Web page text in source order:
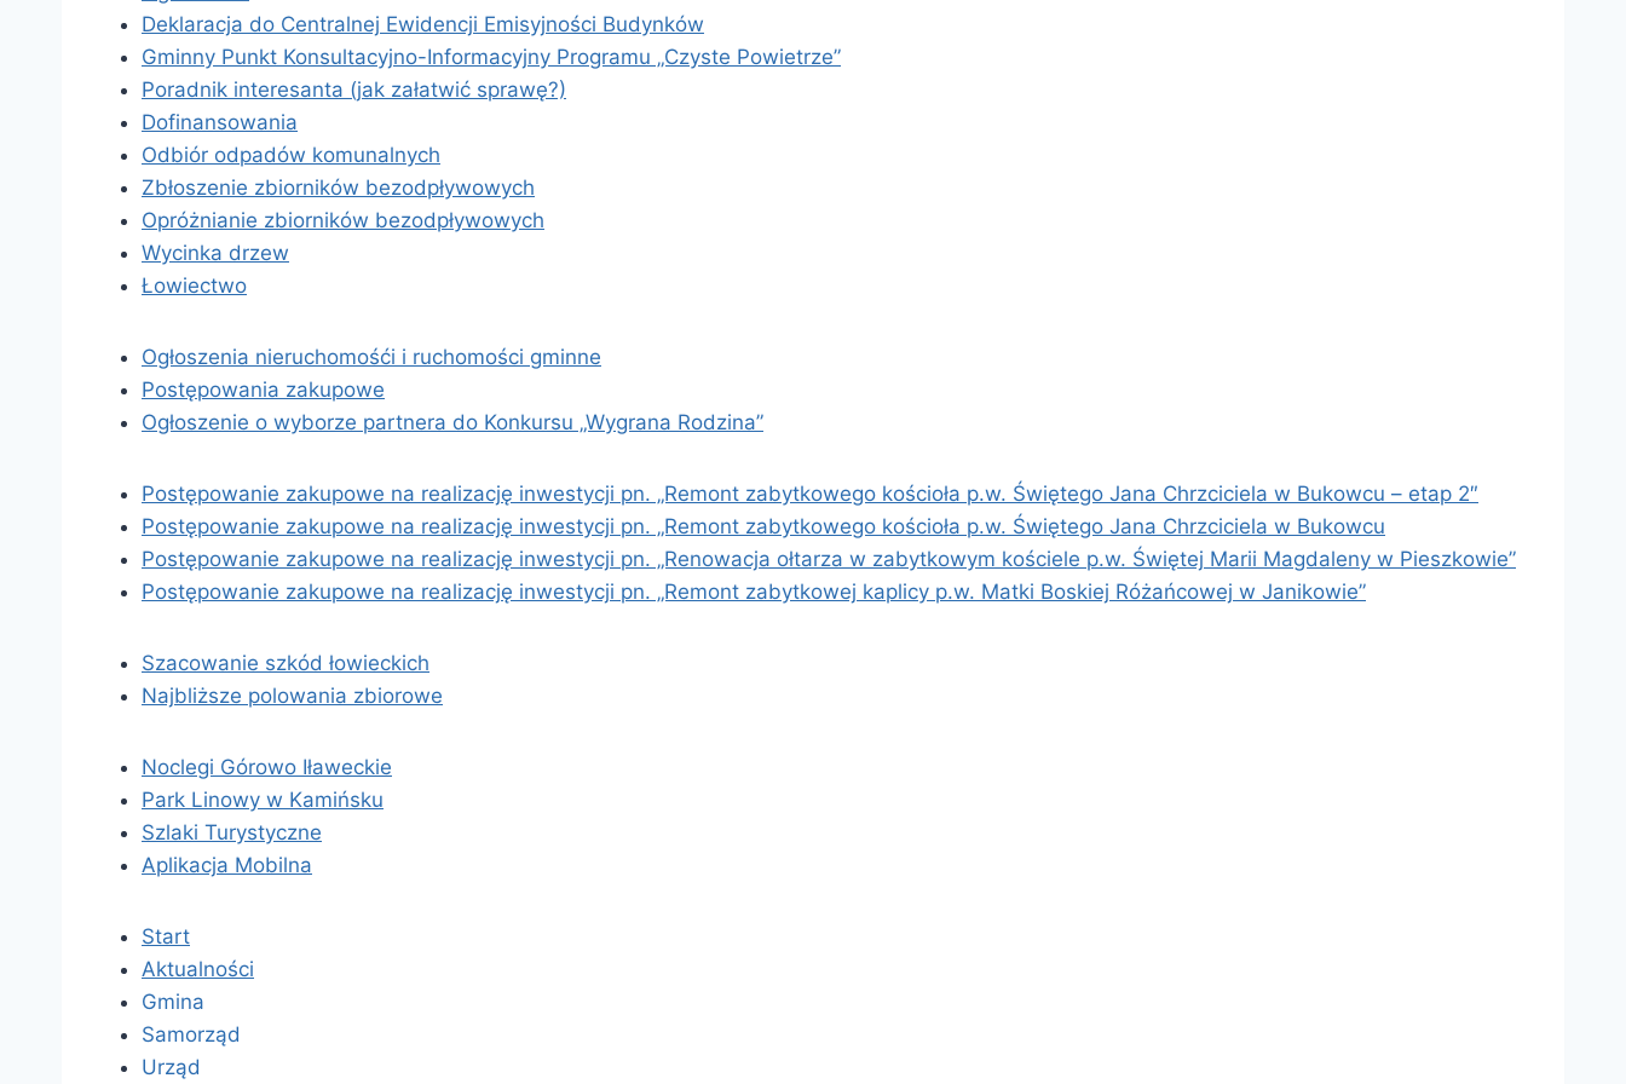
Deklaracja do Centralnej Ewidencji Emisyjności Budynków
Gminny Punkt Konsultacyjno-Informacyjny Programu „Czyste Powietrze”
Poradnik interesanta (jak załatwić sprawę?)
Dofinansowania
Odbiór odpadów komunalnych
Zbłoszenie zbiorników bezodpływowych
Opróżnianie zbiorników bezodpływowych
Wycinka drzew
Łowiectwo
Ogłoszenia nieruchomośći i ruchomości gminne
Postępowania zakupowe
Ogłoszenie o wyborze partnera do Konkursu „Wygrana Rodzina”
Postępowanie zakupowe na realizację inwestycji pn. „Remont zabytkowego kościoła p.w. Świętego Jana Chrzciciela w Bukowcu – etap 2″
Postępowanie zakupowe na realizację inwestycji pn. „Remont zabytkowego kościoła p.w. Świętego Jana Chrzciciela w Bukowcu
Postępowanie zakupowe na realizację inwestycji pn. „Renowacja ołtarza w zabytkowym kościele p.w. Świętej Marii Magdaleny w Pieszkowie”
Postępowanie zakupowe na realizację inwestycji pn. „Remont zabytkowej kaplicy p.w. Matki Boskiej Różańcowej w Janikowie”
Szacowanie szkód łowieckich
Najbliższe polowania zbiorowe
Noclegi Górowo Iławeckie
Park Linowy w Kamińsku
Szlaki Turystyczne
Aplikacja Mobilna
Start
Aktualności
Gmina
Samorząd
Urząd